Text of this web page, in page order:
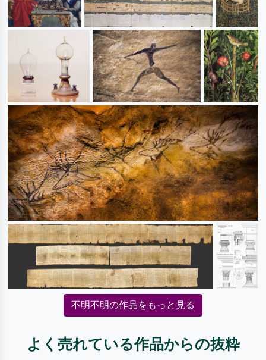
不明不明の作品をもっと見る
よく売れている作品からの抜粋